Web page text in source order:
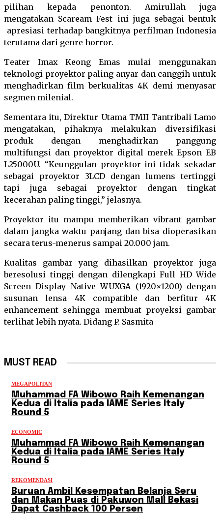
pilihan kepada penonton. Amirullah juga
mengatakan Scaream Fest ini juga sebagai bentuk
apresiasi terhadap bangkitnya perfilman Indonesia
terutama dari genre horror.
Teater Imax Keong Emas mulai menggunakan
teknologi proyektor paling anyar dan canggih untuk
menghadirkan film berkualitas 4K demi menyasar
segmen milenial.
Sementara itu, Direktur Utama TMII Tantribali Lamo
mengatakan, pihaknya melakukan diversifikasi
produk dengan menghadirkan panggung
multifungsi dan proyektor digital merek Epson EB
L25000U. “Keunggulan proyektor ini tidak sekadar
sebagai proyektor 3LCD dengan lumens tertinggi
tapi juga sebagai proyektor dengan tingkat
kecerahan paling tinggi,” jelasnya.
Proyektor itu mampu memberikan vibrant gambar
dalam jangka waktu panjang dan bisa dioperasikan
secara terus-menerus sampai 20.000 jam.
Kualitas gambar yang dihasilkan proyektor juga
beresolusi tinggi dengan dilengkapi Full HD Wide
Screen Display Native WUXGA (1920×1200) dengan
susunan lensa 4K compatible dan berfitur 4K
enhancement sehingga membuat proyeksi gambar
terlihat lebih nyata. Didang P. Sasmita
MUST READ
MEGAPOLITAN
Muhammad FA Wibowo Raih Kemenangan
Kedua di Italia pada IAME Series Italy
Round 5
ECONOMIC
Muhammad FA Wibowo Raih Kemenangan
Kedua di Italia pada IAME Series Italy
Round 5
REKOMENDASI
Buruan Ambil Kesempatan Belanja Seru
dan Makan Puas di Pakuwon Mall Bekasi
Dapat Cashback 100 Persen